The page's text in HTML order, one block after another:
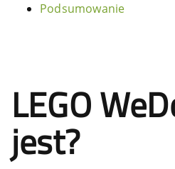
Podsumowanie
LEGO
jest?